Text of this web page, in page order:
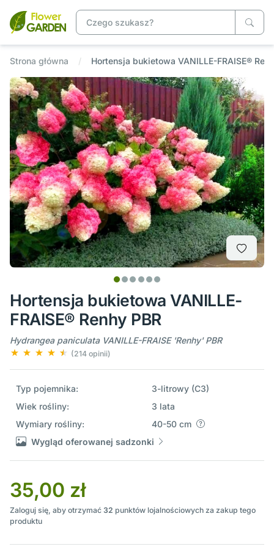
Strona główna Hortensja bukietowa VANILLE-FRAISE®
Hortensja bukietowa VANILLE-
FRAISE® Renhy PBR
Hydrangea paniculata VANILLE-FRAISE 'Renhy' PBR
(214 opinii)
Typ pojemnika:
3-litrowy (C3)
Wiek rośliny:
3 lata
Wymiary rośliny:
40-50 cm
Wygląd oferowanej sadzonki
35,00 zł
Zaloguj się, aby otrzymać 32 punktów lojalnościowych za zakup tego
produktu